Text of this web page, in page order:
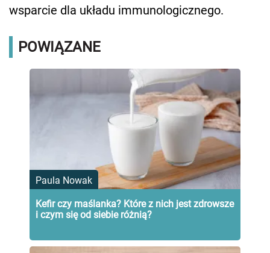
wsparcie dla układu immunologicznego.
POWIĄZANE
Paula Nowak
Kefir czy maślanka? Które z nich jest zdrowsze
i czym się od siebie różnią?